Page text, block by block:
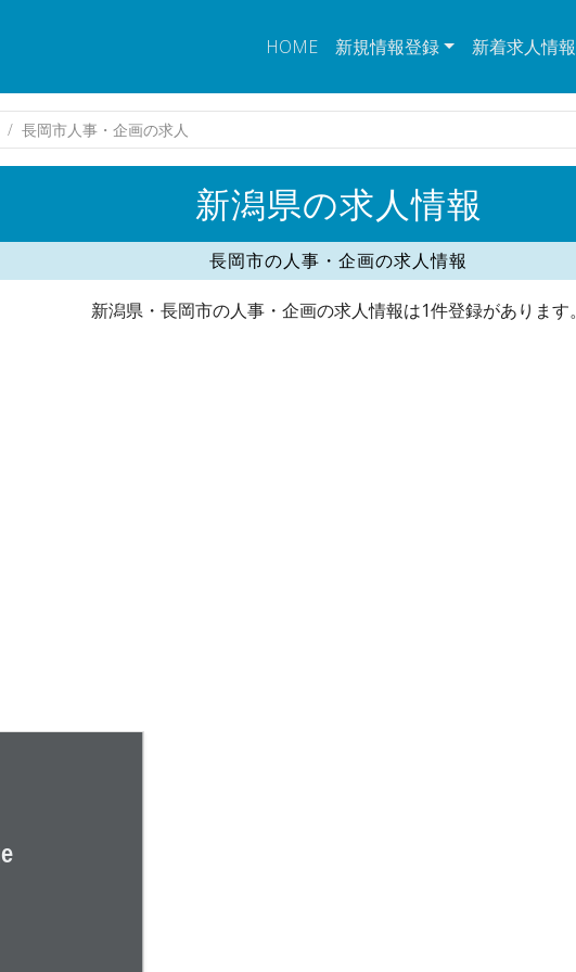
HOME 新規情報登録 新着求人情報
長岡市人事・企画の求人
新潟県の求人情報
長岡市の人事・企画の求人情報
新潟県・長岡市の人事・企画の求人情報は1件登録があります。